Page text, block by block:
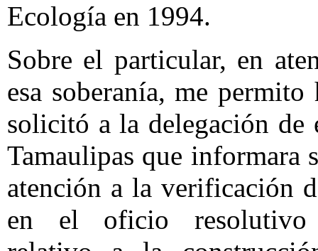
Ecología en 1994.
Sobre el particular, en
esa soberanía, me
solicitó a la delegación de
Tamaulipas que informara
atención a la verificación
en el oficio resolutivo